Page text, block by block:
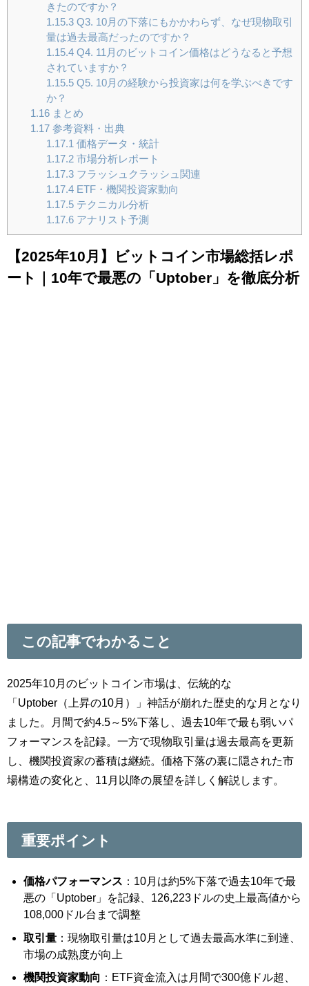
きたのですか？
1.15.3Q3. 10月の下落にもかかわらず、なぜ現物取引
量は過去最高だったのですか？
1.15.4Q4. 11月のビットコイン価格はどうなると予想
されていますか？
1.15.5Q5. 10月の経験から投資家は何を学ぶべきです
か？
1.16まとめ
1.17参考資料・出典
1.17.1 価格データ・統計
1.17.2市場分析レポート
1.17.3フラッシュクラッシュ関連
1.17.4ETF・機関投資家動向
1.17.5テクニカル分析
1.17.6アナリスト予測
【2025年10月】ビットコイン市場総括レポ
ート｜10年で最悪の「Uptober」を徹底分析
この記事でわかること
2025年10月のビットコイン市場は、伝統的な
「Uptober（上昇の10月）」神話が崩れた歴史的な月となり
ました。月間で約4.5～5%下落し、過去10年で最も弱いパ
フォーマンスを記録。一方で現物取引量は過去最高を更新
し、機関投資家の蓄積は継続。価格下落の裏に隠された市
場構造の変化と、11月以降の展望を詳しく解説します。
重要ポイント
価格パフォーマンス ：10月は約5%下落で過去10年で最
悪の「Uptober」を記録、126,223ドルの史上最高値から
108,000ドル台まで調整
取引量 ：現物取引量は10月として過去最高水準に到達、
市場の成熟度が向上
機関投資家動向 ：ETF資金流入は月間で300億ドル超、